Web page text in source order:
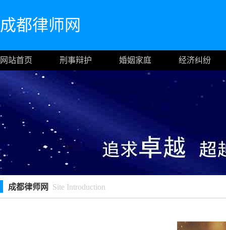
成都律师网
网站首页 刑事辩护 婚姻家庭 经济纠纷
成都律师网 Site Introduction